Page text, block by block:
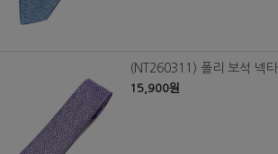
(NT260311) 폴리 보석 넥타
15,900원